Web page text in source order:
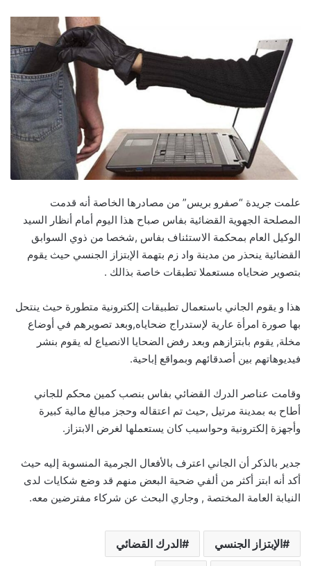
علمت جريدة “صفرو بريس” من مصادرها الخاصة أنه قدمت
المصلحة الجهوية القضائية بفاس صباح هذا اليوم أمام أنظار السيد
الوكيل العام بمحكمة الاستئناف بفاس ,شخصا من ذوي السوابق
القضائية ينحذر من مدينة واد زم بتهمة الإبتزاز الجنسي حيث يقوم
بتصوير ضحاياه مستعملا تطبقات خاصة بذالك .
هذا و يقوم الجاني باستعمال تطبيقات إلكترونية متطورة حيث ينتحل
بها صورة امرأة عارية لإستدراج ضحاياه,وبعد تصويرهم في أوضاع
مخلة, يقوم بابتزازهم وبعد رفض الضحايا الانصياع له يقوم بنشر
فيديوهاتهم بين أصدقائهم وبمواقع إباحية.
وقامت عناصر الدرك القضائي بفاس بنصب كمين محكم للجاني
أطاح به بمدينة مرتيل ,حيث تم اعتقاله وحجز مبالغ مالية كبيرة
وأجهزة إلكترونية وحواسيب كان يستعملها لغرض الابتزاز.
جدير بالذكر أن الجاني اعترف بالأفعال الجرمية المنسوبة إليه حيث
أكد أنه ابتز أكثر من ألفي ضحية البعض منهم قد وضع شكايات لدى
النيابة العامة المختصة , وجاري البحث عن شركاء مفترضين معه.
الإبتزاز الجنسي الدرك القضائي